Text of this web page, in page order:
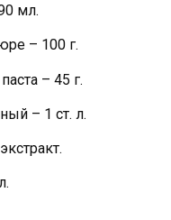
мл.
– 100 г.
– 45 г.
– 1 ст. л.